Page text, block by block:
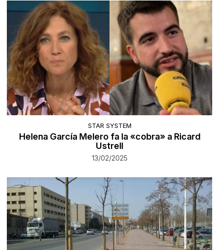
STAR SYSTEM
Helena García Melero fa la «cobra» a Ricard
Ustrell
13/02/2025